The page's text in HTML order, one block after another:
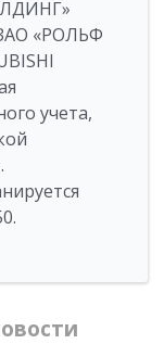
«РОЛЬФ
учета,